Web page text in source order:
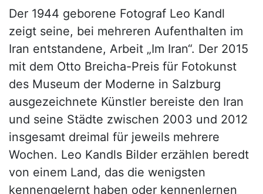
Der 1944 geborene Fotograf Leo Kandl
zeigt seine, bei mehreren Aufenthalten im
Iran entstandene, Arbeit „Im Iran“. Der 2015
mit dem Otto Breicha-Preis für Fotokunst
des Museum der Moderne in Salzburg
ausgezeichnete Künstler bereiste den Iran
und seine Städte zwischen 2003 und 2012
insgesamt dreimal für jeweils mehrere
Wochen. Leo Kandls Bilder erzählen beredt
von einem Land, das die wenigsten
kennengelernt haben oder kennenlernen